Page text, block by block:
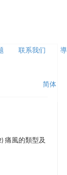
联系我们
简体
痛風的類型及